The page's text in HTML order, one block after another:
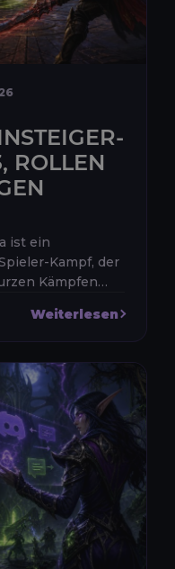
ROLLEN
ist ein
Kampf, der
Kämpfen
und
Weiterlesen